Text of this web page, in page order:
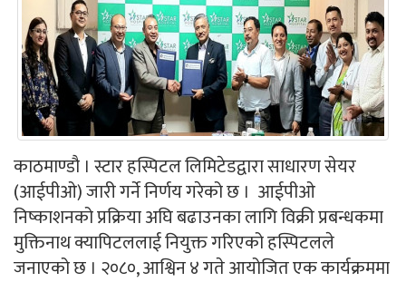
काठमाण्डौ । स्टार हस्पिटल लिमिटेडद्वारा साधारण सेयर
(आईपीओ) जारी गर्ने निर्णय गरेको छ । आईपीओ
निष्काशनको प्रक्रिया अघि बढाउनका लागि विक्री प्रबन्धकमा
मुक्तिनाथ क्यापिटललाई नियुक्त गरिएको हस्पिटलले
जनाएको छ । २०८०, आश्विन ४ गते आयोजित एक कार्यक्रममा